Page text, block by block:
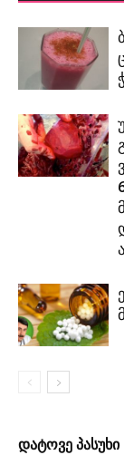
დატოვე პასუხი